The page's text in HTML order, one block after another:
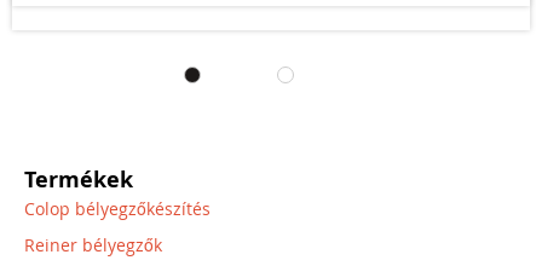
Termékek
Colop bélyegzőkészítés
Reiner bélyegzők